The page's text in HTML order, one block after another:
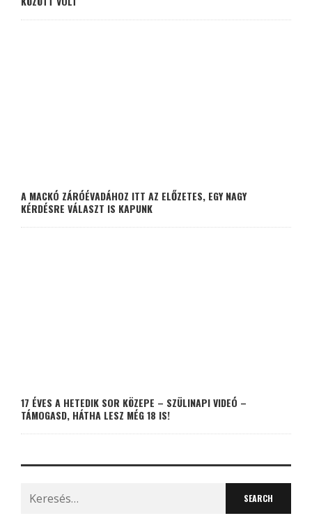
A MACKÓ ZÁRÓÉVADÁHOZ ITT AZ ELŐZETES, EGY NAGY
KÉRDÉSRE VÁLASZT IS KAPUNK
17 ÉVES A HETEDIK SOR KÖZEPE – SZÜLINAPI VIDEÓ –
TÁMOGASD, HÁTHA LESZ MÉG 18 IS!
Search
for: